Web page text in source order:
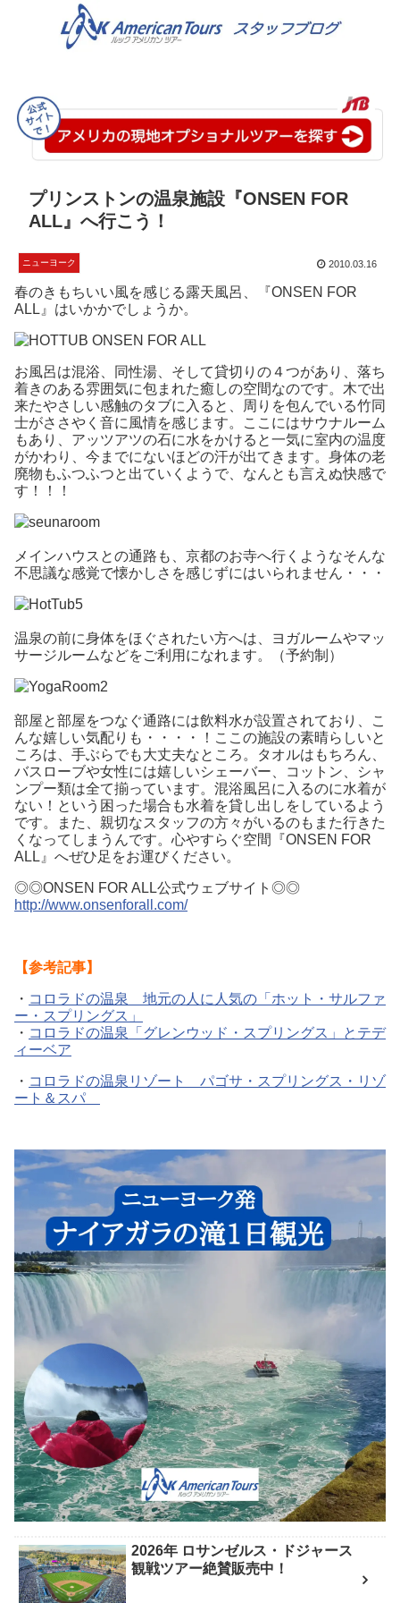
プリンストンの温泉施設『ONSEN FOR
ALL』へ行こう！
ニューヨーク 2010.03.16
春のきもちいい風を感じる露天風呂、『ONSEN FOR
ALL』はいかかでしょうか。
お風呂は混浴、同性湯、そして貸切りの４つがあり、落ち
着きのある雰囲気に包まれた癒しの空間なのです。木で出
来たやさしい感触のタブに入ると、周りを包んでいる竹同
士がささやく音に風情を感じます。ここにはサウナルーム
もあり、アッツアツの石に水をかけると一気に室内の温度
がかわり、今までにないほどの汗が出てきます。身体の老
廃物もふつふつと出ていくようで、なんとも言えぬ快感で
す！！！
メインハウスとの通路も、京都のお寺へ行くようなそんな
不思議な感覚で懐かしさを感じずにはいられません・・・
温泉の前に身体をほぐされたい方へは、ヨガルームやマッ
サージルームなどをご利用になれます。（予約制）
部屋と部屋をつなぐ通路には飲料水が設置されており、こ
んな嬉しい気配りも・・・・！ここの施設の素晴らしいと
ころは、手ぶらでも大丈夫なところ。タオルはもちろん、
バスローブや女性には嬉しいシェーバー、コットン、シャ
ンプー類は全て揃っています。混浴風呂に入るのに水着が
ない！という困った場合も水着を貸し出しをしているよう
です。また、親切なスタッフの方々がいるのもまた行きた
くなってしまうんです。心やすらぐ空間『ONSEN FOR
ALL』へぜひ足をお運びください。
◎◎ONSEN FOR ALL公式ウェブサイト◎◎
http://www.onsenforall.com/
【参考記事】
・ コロラドの温泉 地元の人に人気の「ホット・サルファ
ー・スプリングス」
・ コロラドの温泉「グレンウッド・スプリングス」とテデ
ィーベア
・ コロラドの温泉リゾート パゴサ・スプリングス・リゾ
ート＆スパ
2026年 ロサンゼルス・ドジャース
観戦ツアー絶賛販売中！